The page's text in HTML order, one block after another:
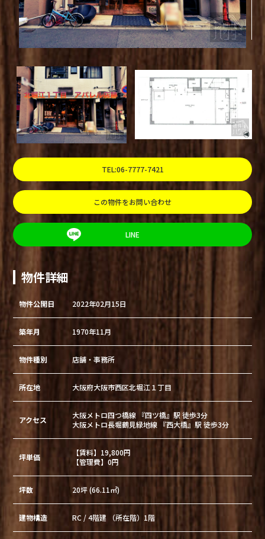
TEL:06-7777-7421
この物件をお問い合わせ
LINE
物件詳細
物件公開日 2022年02月15日
築年月 1970年11月
物件種別 店舗・事務所
所在地 大阪府大阪市西区北堀江１丁目
アクセス
大阪メトロ四つ橋線 『四ツ橋』駅 徒歩3分
大阪メトロ長堀鶴見緑地線 『西大橋』駅 徒歩3分
坪単価
【賃料】19,800円
【管理費】0円
坪数 20坪 (66.11㎡)
建物構造 RC / 4階建 （所在階）1階